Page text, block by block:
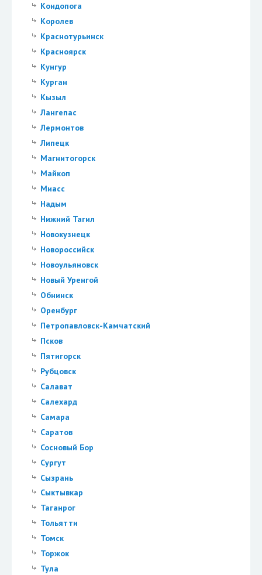
Кондопога
Королев
Краснотурьинск
Красноярск
Кунгур
Курган
Кызыл
Лангепас
Лермонтов
Липецк
Магнитогорск
Майкоп
Миасс
Надым
Нижний Тагил
Новокузнецк
Новороссийск
Новоульяновск
Новый Уренгой
Обнинск
Оренбург
Петропавловск-Камчатский
Псков
Пятигорск
Рубцовск
Салават
Салехард
Самара
Саратов
Сосновый Бор
Сургут
Сызрань
Сыктывкар
Таганрог
Тольятти
Томск
Торжок
Тула